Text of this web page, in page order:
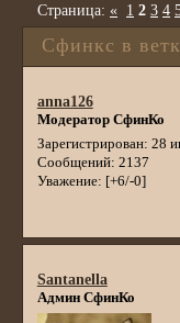
Сфинкс в
Страница:« 1 2 3 4
anna126
Модератор СфинКо
Зарегистрирован: 28
Сообщений: 2137
Уважение: [+6/-0]
Santanella
Админ СфинКо